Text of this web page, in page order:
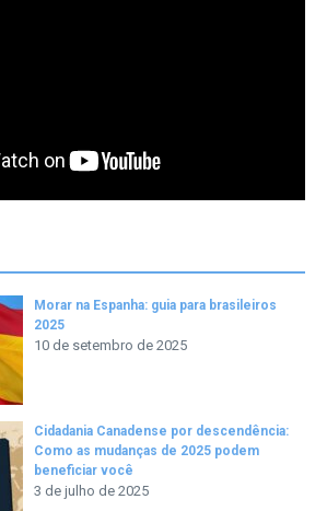
Morar na Espanha: guia para brasileiros
2025
10 de setembro de 2025
Cidadania Canadense por descendência:
Como as mudanças de 2025 podem
beneficiar você
3 de julho de 2025